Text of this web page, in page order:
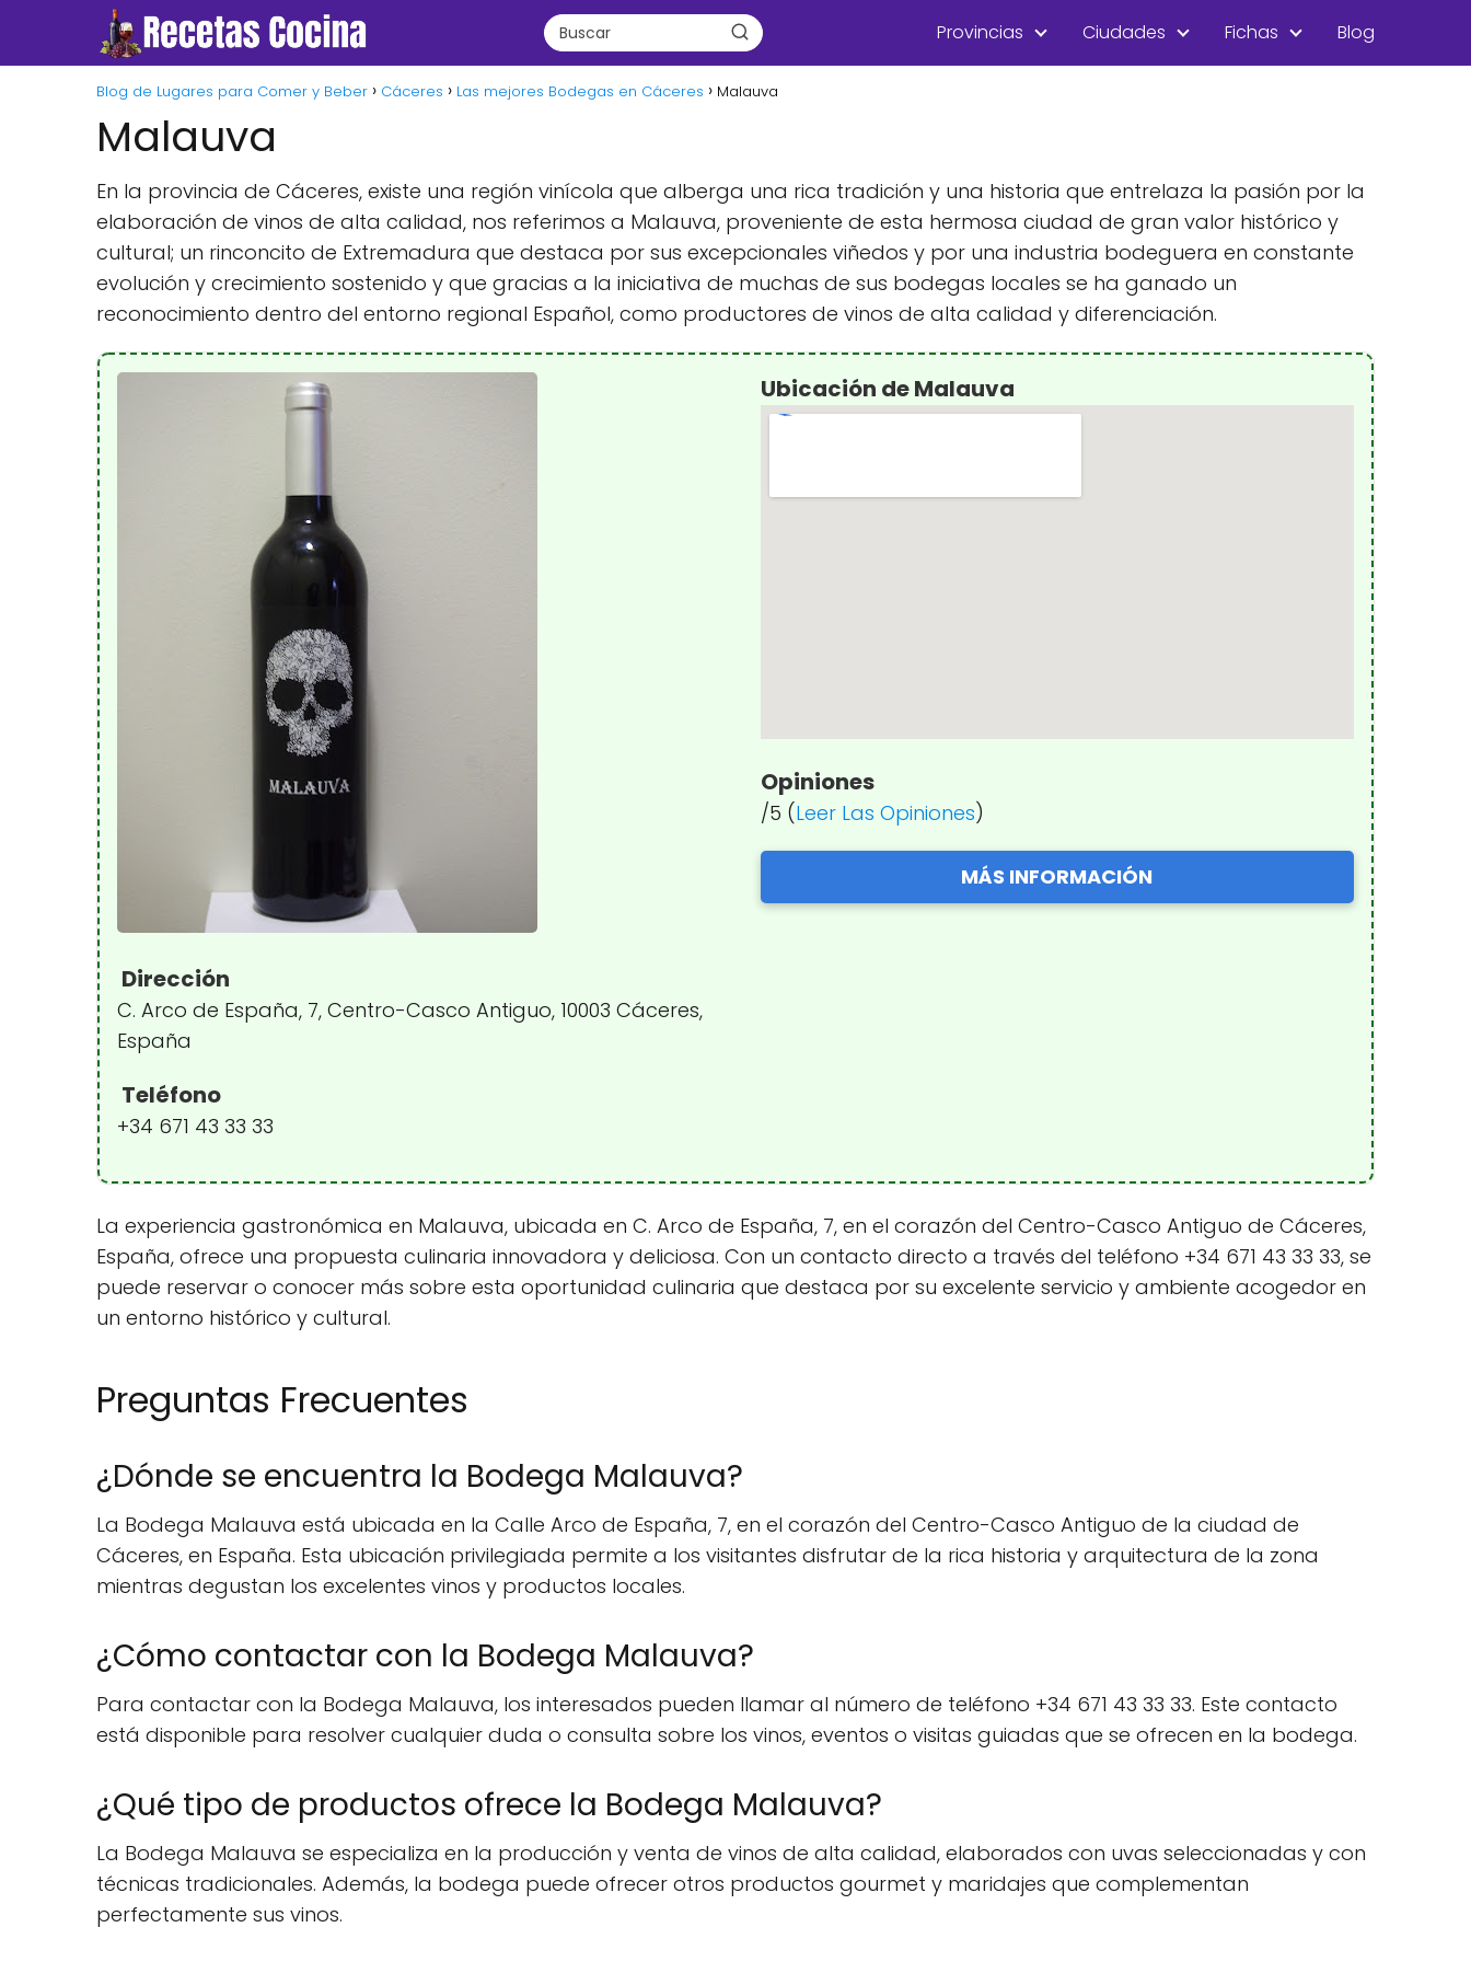
Provincias Ciudades Fichas Blog
Blog de Lugares para Comer y Beber Cáceres Las mejores Bodegas en Cáceres Malauva
Malauva
En la provincia de Cáceres, existe una región vinícola que alberga una rica tradición y una historia que entrelaza la pasión por la
elaboración de vinos de alta calidad, nos referimos a Malauva, proveniente de esta hermosa ciudad de gran valor histórico y
cultural; un rinconcito de Extremadura que destaca por sus excepcionales viñedos y por una industria bodeguera en constante
evolución y crecimiento sostenido y que gracias a la iniciativa de muchas de sus bodegas locales se ha ganado un
reconocimiento dentro del entorno regional Español, como productores de vinos de alta calidad y diferenciación.
Dirección
C. Arco de España, 7, Centro-Casco Antiguo, 10003 Cáceres,
España
Teléfono
+34 671 43 33 33
Ubicación de Malauva
Opiniones
/5 (Leer Las Opiniones)
MÁS INFORMACIÓN
La experiencia gastronómica en Malauva, ubicada en C. Arco de España, 7, en el corazón del Centro-Casco Antiguo de Cáceres,
España, ofrece una propuesta culinaria innovadora y deliciosa. Con un contacto directo a través del teléfono +34 671 43 33 33, se
puede reservar o conocer más sobre esta oportunidad culinaria que destaca por su excelente servicio y ambiente acogedor en
un entorno histórico y cultural.
Preguntas Frecuentes
¿Dónde se encuentra la Bodega Malauva?
La Bodega Malauva está ubicada en la Calle Arco de España, 7, en el corazón del Centro-Casco Antiguo de la ciudad de
Cáceres, en España. Esta ubicación privilegiada permite a los visitantes disfrutar de la rica historia y arquitectura de la zona
mientras degustan los excelentes vinos y productos locales.
¿Cómo contactar con la Bodega Malauva?
Para contactar con la Bodega Malauva, los interesados pueden llamar al número de teléfono +34 671 43 33 33. Este contacto
está disponible para resolver cualquier duda o consulta sobre los vinos, eventos o visitas guiadas que se ofrecen en la bodega.
¿Qué tipo de productos ofrece la Bodega Malauva?
La Bodega Malauva se especializa en la producción y venta de vinos de alta calidad, elaborados con uvas seleccionadas y con
técnicas tradicionales. Además, la bodega puede ofrecer otros productos gourmet y maridajes que complementan
perfectamente sus vinos.